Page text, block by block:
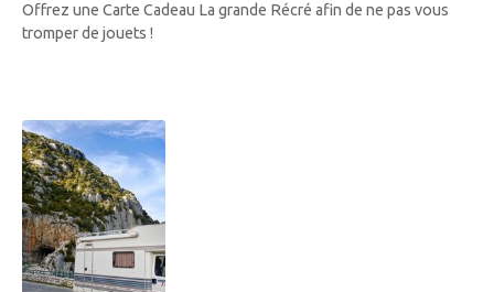
Offrez une Carte Cadeau La grande Récré afin de ne pas vous
tromper de jouets !